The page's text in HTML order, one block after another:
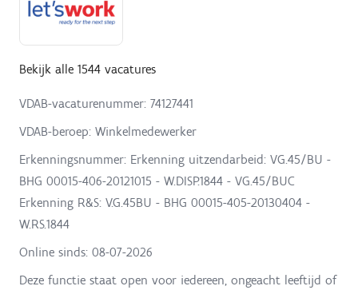
Bekijk alle 1544 vacatures
VDAB-vacaturenummer: 74127441
VDAB-beroep: Winkelmedewerker
Erkenningsnummer: Erkenning uitzendarbeid: VG.45/BU -
BHG 00015-406-20121015 - W.DISP.1844 - VG.45/BUC
Erkenning R&S: V.G.45BU - BHG 00015-405-20130404 -
W.RS.1844
Online sinds: 08-07-2026
Deze functie staat open voor iedereen, ongeacht leeftijd of